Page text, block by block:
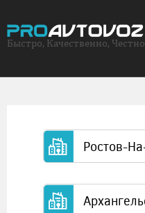
Быстро, Качественно, Честно